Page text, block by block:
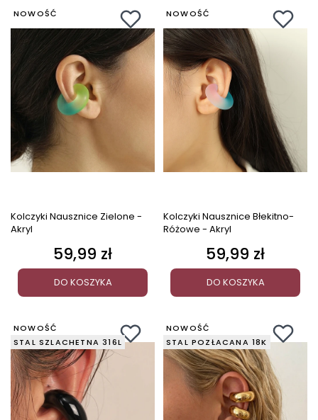
NOWOŚĆ
Kolczyki Nausznice Zielone -
Akryl
Cena
59,99 zł
DO KOSZYKA
NOWOŚĆ
Kolczyki Nausznice Błekitno-
Różowe - Akryl
Cena
59,99 zł
DO KOSZYKA
NOWOŚĆ
STAL SZLACHETNA 316L
NOWOŚĆ
STAL POZŁACANA 18K